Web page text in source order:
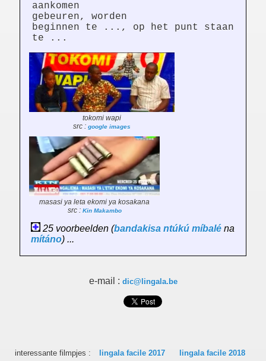
aankomen
gebeuren, worden
beginnen te ..., op het punt staan
te ...
tokomi wapi
src : google images
masasi ya leta ekomi ya kosakana
src : Kin Makambo
25 voorbeelden (bandakisa ntúkú míbalé na
mítáno) ...
e-mail : dic@lingala.be
interessante filmpjes : lingala facile 2017 lingala facile 2018